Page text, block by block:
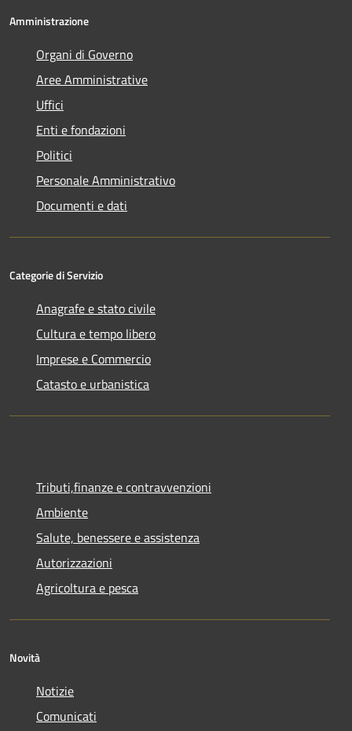
Amministrazione
Organi di Governo
Aree Amministrative
Uffici
Enti e fondazioni
Politici
Personale Amministrativo
Documenti e dati
Categorie di Servizio
Anagrafe e stato civile
Cultura e tempo libero
Imprese e Commercio
Catasto e urbanistica
Tributi,finanze e contravvenzioni
Ambiente
Salute, benessere e assistenza
Autorizzazioni
Agricoltura e pesca
Novità
Notizie
Comunicati